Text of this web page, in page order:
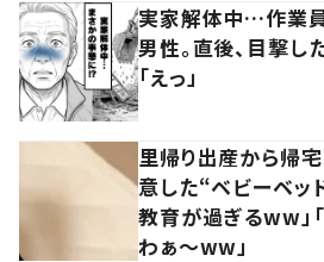
実家解体中…作業
男性。直後、目撃
「えっ」
里帰り出産から帰
意した“ベビーベッ
教育が過ぎるww」
わぁ～ww」